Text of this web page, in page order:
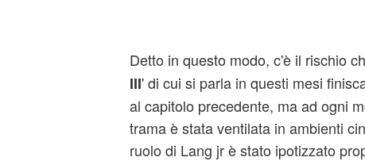
Detto in questo modo, c'è il rischio
III' di cui si parla in questi mesi
al capitolo precedente, ma ad ogni
trama è stata ventilata in ambienti
ruolo di Lang jr è stato ipotizzato